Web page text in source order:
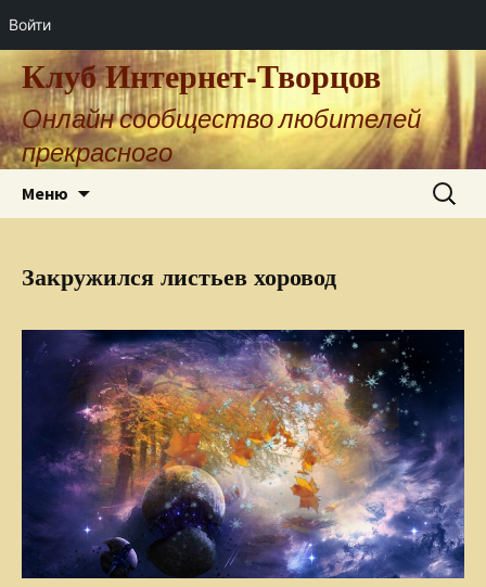
Войти
Клуб Интернет-Творцов
Онлайн сообщество любителей
прекрасного
Меню Найти:
Закружился листьев хоровод